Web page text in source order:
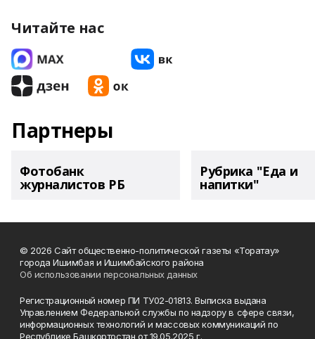
Читайте нас
Партнеры
Фотобанк
журналистов РБ
Рубрика "Еда и
напитки"
© 2026 Сайт общественно-политической газеты «Торатау»
города Ишимбая и Ишимбайского района
Об использовании персональных данных
Регистрационный номер ПИ ТУ02-01813. Выписка выдана
Управлением Федеральной службы по надзору в сфере связи,
информационных технологий и массовых коммуникаций по
Республике Башкортостан от 19.05.2025 г.